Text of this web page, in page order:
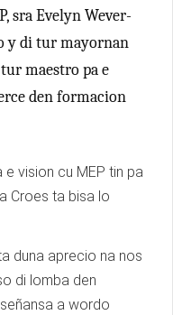
sra Evelyn Wever-
y di tur mayornan
maestro pa e
den formacion
vision cu MEP tin pa
Croes ta bisa lo
duna aprecio na nos
di lomba den
a wordo